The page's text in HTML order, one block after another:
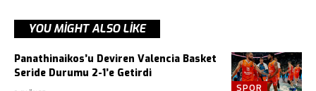
YOU MIGHT ALSO LIKE
SPOR
Panathinaikos’u Deviren Valencia Basket
Seride Durumu 2-1’e Getirdi